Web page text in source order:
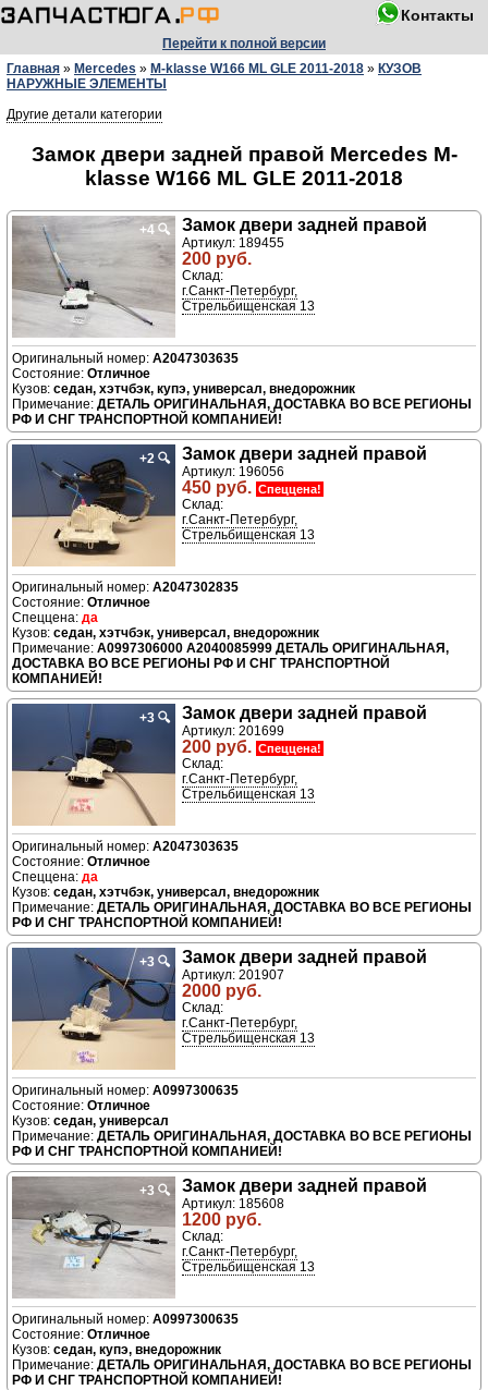
Контакты
Перейти к полной версии
Главная » Mercedes » M-klasse W166 ML GLE 2011-2018 » КУЗОВ
НАРУЖНЫЕ ЭЛЕМЕНТЫ
Другие детали категории
Замок двери задней правой Mercedes M-
klasse W166 ML GLE 2011-2018
+4 🔍 Замок двери задней правой
Артикул: 189455
200 руб.
Склад:
г.Санкт-Петербург,
Стрельбищенская 13
A2047303635
Отличное
седан, хэтчбэк, купэ, универсал, внедорожник
ДЕТАЛЬ ОРИГИНАЛЬНАЯ, ДОСТАВКА ВО ВСЕ РЕГИОНЫ
РФ И СНГ ТРАНСПОРТНОЙ КОМПАНИЕЙ!
+2 🔍 Замок двери задней правой
Артикул: 196056
450 руб. Спеццена!
Склад:
г.Санкт-Петербург,
Стрельбищенская 13
A2047302835
Отличное
да
седан, хэтчбэк, универсал, внедорожник
A0997306000 A2040085999 ДЕТАЛЬ ОРИГИНАЛЬНАЯ,
ДОСТАВКА ВО ВСЕ РЕГИОНЫ РФ И СНГ ТРАНСПОРТНОЙ
КОМПАНИЕЙ!
+3 🔍 Замок двери задней правой
Артикул: 201699
200 руб. Спеццена!
Склад:
г.Санкт-Петербург,
Стрельбищенская 13
A2047303635
Отличное
да
седан, хэтчбэк, универсал, внедорожник
ДЕТАЛЬ ОРИГИНАЛЬНАЯ, ДОСТАВКА ВО ВСЕ РЕГИОНЫ
РФ И СНГ ТРАНСПОРТНОЙ КОМПАНИЕЙ!
+3 🔍 Замок двери задней правой
Артикул: 201907
2000 руб.
Склад:
г.Санкт-Петербург,
Стрельбищенская 13
A0997300635
Отличное
седан, универсал
ДЕТАЛЬ ОРИГИНАЛЬНАЯ, ДОСТАВКА ВО ВСЕ РЕГИОНЫ
РФ И СНГ ТРАНСПОРТНОЙ КОМПАНИЕЙ!
+3 🔍 Замок двери задней правой
Артикул: 185608
1200 руб.
Склад:
г.Санкт-Петербург,
Стрельбищенская 13
A0997300635
Отличное
седан, купэ, внедорожник
ДЕТАЛЬ ОРИГИНАЛЬНАЯ, ДОСТАВКА ВО ВСЕ РЕГИОНЫ
РФ И СНГ ТРАНСПОРТНОЙ КОМПАНИЕЙ!